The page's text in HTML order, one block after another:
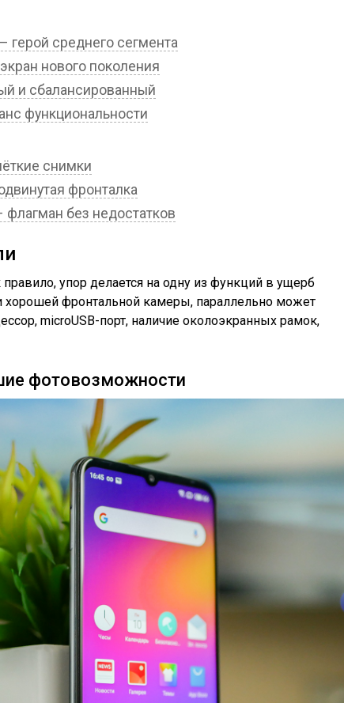
герой среднего сегмента
нового поколения
и сбалансированный
функциональности
снимки
фронталка
флагман без недостатков
упор делается на одну из функций в ущерб
хорошей фронтальной камеры, параллельно может
microUSB-порт, наличие околоэкранных рамок,
фотовозможности